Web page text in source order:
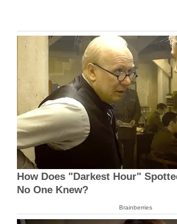
How Does "Darkest Hour"
No One Knew?
Brainberries